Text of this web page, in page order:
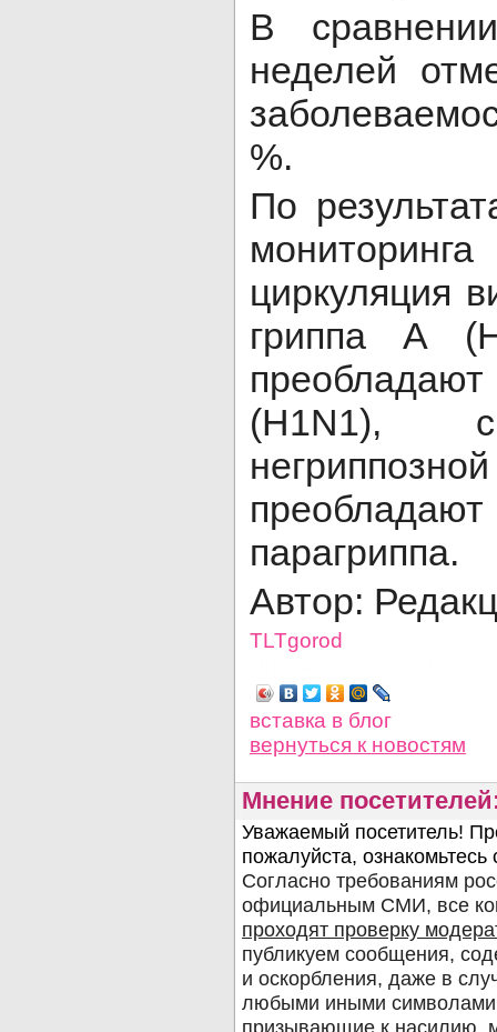
В
неделей
%.
По
циркуляция
гриппа А
(H1N1),
парагриппа.
Автор:
TLTgorod
вставка в блог
вернуться к новостям
Мнение